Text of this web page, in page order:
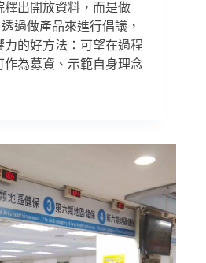
釋出開放資料，而是做
過做產品來進行倡議，
的好方法：可望在過程
為募資、示範自身理念